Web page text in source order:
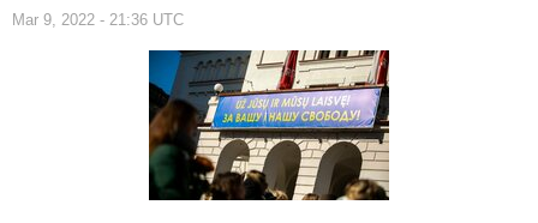
Mar 9, 2022 - 21:36 UTC